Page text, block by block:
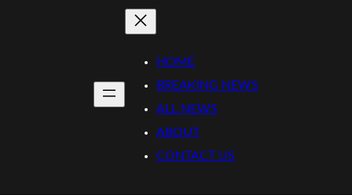
HOME
BREAKING NEWS
ALL NEWS
ABOUT
CONTACT US